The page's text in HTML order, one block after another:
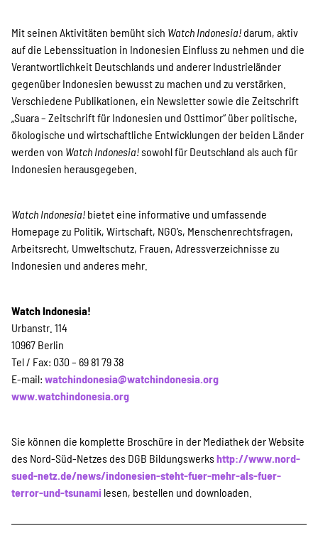
Mit seinen Aktivitäten bemüht sich Watch Indonesia!darum, aktiv
auf die Lebenssituation in Indonesien Einfluss zu nehmen und die
Verantwortlichkeit Deutschlands und anderer Industrieländer
gegenüber Indonesien bewusst zu machen und zu verstärken.
Verschiedene Publikationen, ein Newsletter sowie die Zeitschrift
„Suara – Zeitschrift für Indonesien und Osttimor“ über politische,
ökologische und wirtschaftliche Entwicklungen der beiden Länder
werden von Watch Indonesia!sowohl für Deutschland als auch für
Indonesien herausgegeben.
Watch Indonesia! bietet eine informative und umfassende
Homepage zu Politik, Wirtschaft, NGO’s, Menschenrechtsfragen,
Arbeitsrecht, Umweltschutz, Frauen, Adressverzeichnisse zu
Indonesien und anderes mehr.
Watch Indonesia!
Urbanstr. 114
10967 Berlin
Tel / Fax: 030 – 69 81 79 38
E-mail: watchindonesia@watchindonesia.org
www.watchindonesia.org
Sie können die komplette Broschüre in der Mediathek der Website
des Nord-Süd-Netzes des DGB Bildungswerkshttp://www.nord-
sued-netz.de/news/indonesien-steht-fuer-mehr-als-fuer-
terror-und-tsunami lesen, bestellen und downloaden.